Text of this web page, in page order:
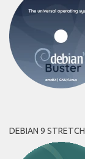
DEBIAN 9 STRETCH